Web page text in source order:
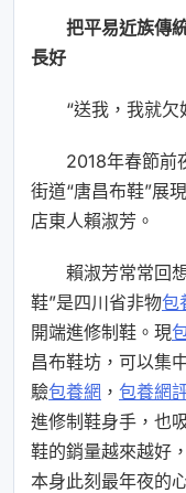
把平易近族傳
長好
“送我，我就
2018年春節前
街道“唐昌布鞋”展
店東人賴淑芳。
賴淑芳常常回
鞋”是四川省非物包
開端進修制鞋。現
昌布鞋坊，可以集
驗包養網 ， 包養網
進修制鞋身手，也
鞋的銷量越來越好，
本身此刻最年夜的